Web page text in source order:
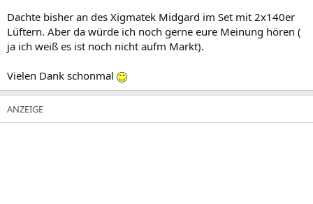
Dachte bisher an des Xigmatek Midgard im Set mit 2x140er
Lüftern. Aber da würde ich noch gerne eure Meinung hören (
ja ich weiß es ist noch nicht aufm Markt).
Vielen Dank schonmal